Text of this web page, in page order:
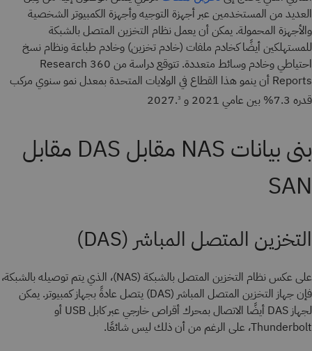
العديد من المستخدمين عبر أجهزة التوجيه وأجهزة الكمبيوتر الشخصية
والأجهزة المحمولة. يمكن أن يعمل نظام التخزين المتصل بالشبكة
للمستهلكين أيضًا كخادم ملفات (خادم تخزين) وخادم طباعة ونظام نسخ
احتياطي وخادم وسائط متعددة. تتوقع دراسة من 360 Research
Reports أن ينمو هذا القطاع في الولايات المتحدة بمعدل نمو سنوي مركب
قدره 7.3% بين عامي 2021 و 2027.
3
بنى بيانات NAS مقابل DAS مقابل
SAN
التخزين المتصل المباشر (DAS)
على عكس نظام التخزين المتصل بالشبكة (NAS)، الذي يتم توصيله بالشبكة،
فإن جهاز التخزين المتصل المباشر (DAS) يتصل عادةً بجهاز كمبيوتر. يمكن
لجهاز DAS أيضًا الاتصال بمحرك أقراص خارجي عبر كابل USB أو
Thunderbolt، على الرغم من أن ذلك ليس شائعًا.